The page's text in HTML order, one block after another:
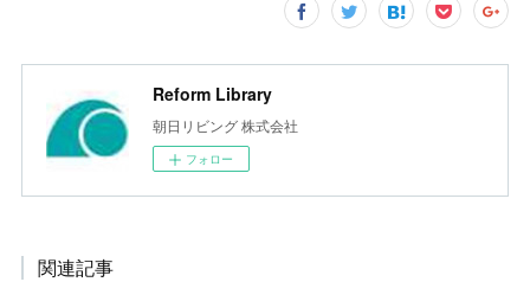
Reform Library
朝日リビング 株式会社
フォロー
関連記事